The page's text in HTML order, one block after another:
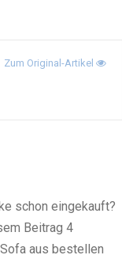
Zum Original-Artikel
schon eingekauft?
Beitrag 4
aus bestellen